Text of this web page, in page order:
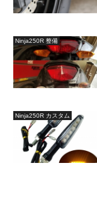
Ninja250R 整備
Ninja250R カスタム